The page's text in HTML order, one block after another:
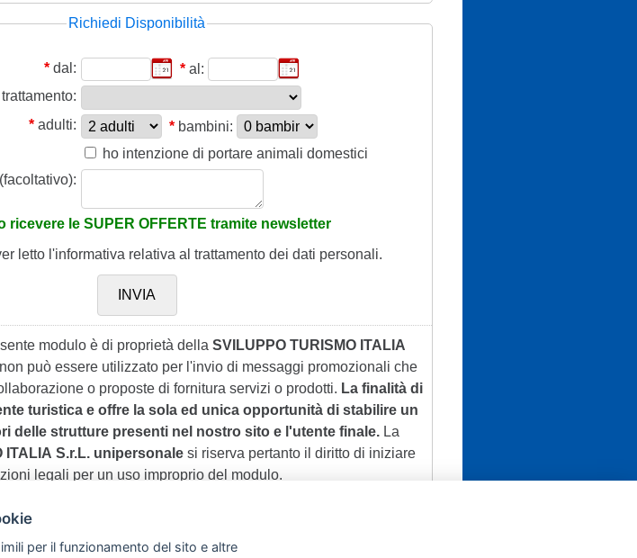
Richiedi Disponibilità
* dal: * al:
trattamento:
* adulti: * bambini:
ho intenzione di portare animali domestici
ricevere le SUPER OFFERTE tramite newsletter
letto l'informativa relativa al trattamento dei dati personali.
modulo è di proprietà dellaSVILUPPO TURISMO ITALIA
può essere utilizzato per l'invio di messaggi promozionali che
o proposte di fornitura servizi o prodotti. La finalità di
turistica e offre la sola ed unica opportunità di stabilire un
delle strutture presenti nel nostro sito e l'utente finale. La
ITALIA S.r.L. unipersonalesi riserva pertanto il diritto di iniziare
legali per un uso improprio del modulo.
per il funzionamento del sito e altre